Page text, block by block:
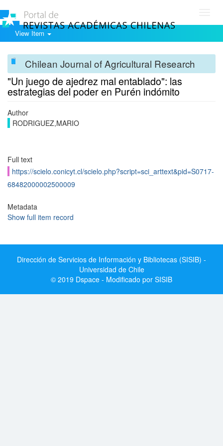
View Item
Chilean Journal of Agricultural Research
"Un juego de ajedrez mal entablado": las
estrategias del poder en Purén indómito
Author
RODRIGUEZ,MARIO
Full text
https://scielo.conicyt.cl/scielo.php?script=sci_arttext&pid=S0717-
68482000002500009
Metadata
Show full item record
Dirección de Servicios de Información y Bibliotecas (SISIB) -
Universidad de Chile
© 2019 Dspace - Modificado por SISIB